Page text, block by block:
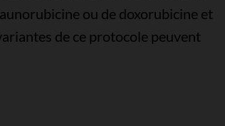
ou de doxorubicine et
de ce protocole peuvent